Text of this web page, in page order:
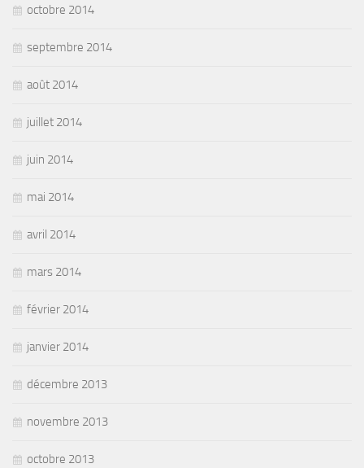
octobre 2014
septembre 2014
août 2014
juillet 2014
juin 2014
mai 2014
avril 2014
mars 2014
février 2014
janvier 2014
décembre 2013
novembre 2013
octobre 2013